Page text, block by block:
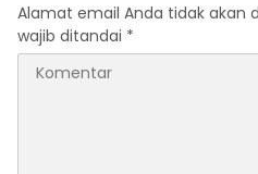
Alamat email Anda tidak akan
wajib ditandai *